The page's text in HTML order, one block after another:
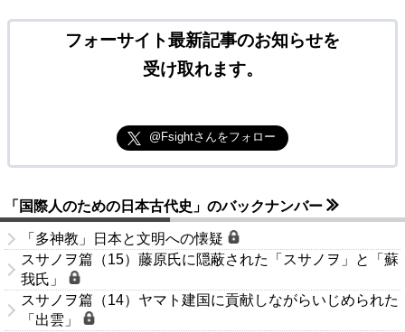
フォーサイト最新記事のお知らせを
受け取れます。
@Fsightさんをフォロー
「国際人のための日本古代史」のバックナンバー
「多神教」日本と文明への懐疑
スサノヲ篇（15）藤原氏に隠蔽された「スサノヲ」と「蘇
我氏」
スサノヲ篇（14）ヤマト建国に貢献しながらいじめられた
「出雲」